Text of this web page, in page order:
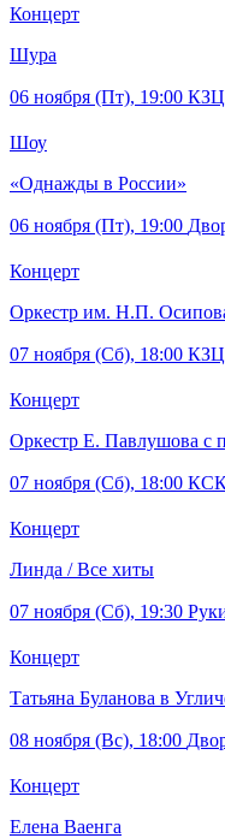
Концерт
Шура
06 ноября (Пт), 19:00
Шоу
«Однажды в России»
06 ноября (Пт), 19:00
Концерт
Оркестр им. Н.П.
07 ноября (Сб), 18:00
Концерт
Оркестр Е. Павлушова с
07 ноября (Сб), 18:00 КСК
Концерт
Линда / Все хиты
07 ноября (Сб), 19:30
Концерт
Татьяна Буланова в
08 ноября (Вс), 18:00
Концерт
Елена Ваенга